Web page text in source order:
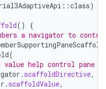
::class)
()
{
a navigator to
(
help control pane
. scaffoldDirective,
. scaffoldValue,